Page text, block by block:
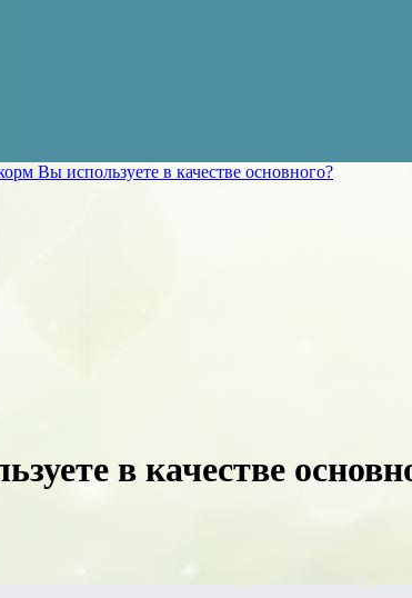
Вы используете в качестве основного?
в качестве